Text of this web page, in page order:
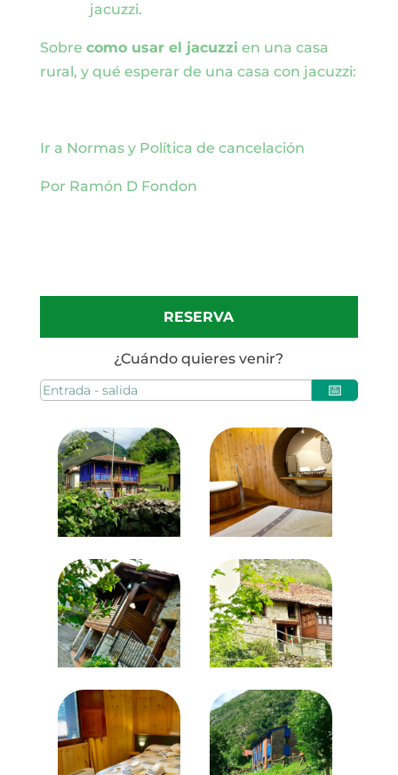
jacuzzi.
Sobre como usar el jacuzzi en una casa
rural, y qué esperar de una casa con jacuzzi:
Ir a Normas y Política de cancelación
Por Ramón D Fondon
RESERVA
¿Cuándo quieres venir?
📅